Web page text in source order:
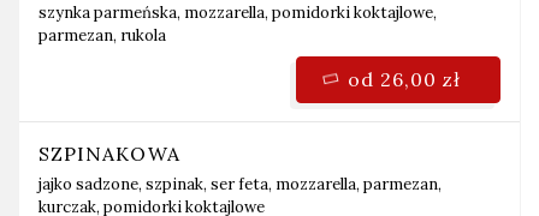
szynka parmeńska, mozzarella, pomidorki koktajlowe,
parmezan, rukola
SZPINAKOWA
jajko sadzone, szpinak, ser feta, mozzarella, parmezan,
kurczak, pomidorki koktajlowe